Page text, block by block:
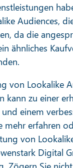
Audiences,
da die
ähnliches
von Lookalike
kann zu einer
einem
mehr erfahren
von
Digital